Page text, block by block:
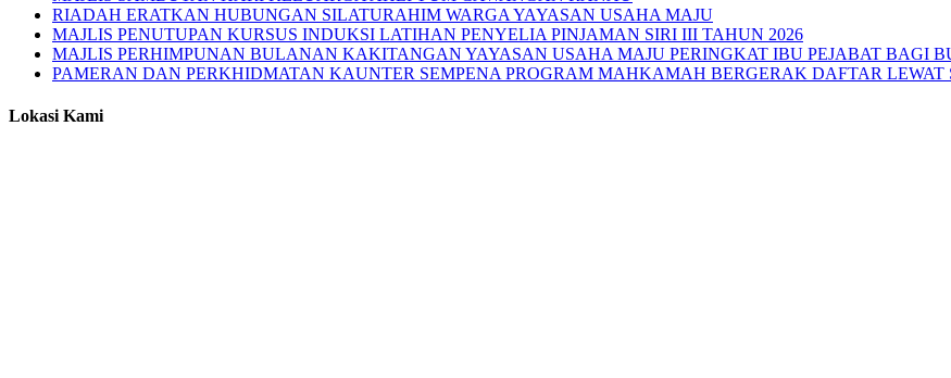
RIADAH ERATKAN HUBUNGAN SILATURAHIM WARGA YAYASAN USAHA MAJU
MAJLIS PENUTUPAN KURSUS INDUKSI LATIHAN PENYELIA PINJAMAN SIRI III TAHUN 2026
MAJLIS PERHIMPUNAN BULANAN KAKITANGAN YAYASAN USAHA MAJU PERINGKAT IBU PEJABAT BAGI
PAMERAN DAN PERKHIDMATAN KAUNTER SEMPENA PROGRAM MAHKAMAH BERGERAK DAFTAR
Lokasi Kami